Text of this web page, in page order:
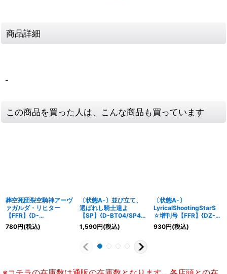
商品詳細
-
この商品を買った人は、こんな商品も買っています
葬空死団裂空騎神アーヴ
ァガルダ・リヒター
【FFR】{D-
BT13/FFR08}《ブラン
トゲート》
780円(税込)
〔状態A-〕並び立て、
選ばれし騎士達よ
【SP】{D-BT04/SP48}
《ケテルサンクチュア
リ》
1,590円(税込)
〔状態A-〕
LyricalShootingStarS
☆増刊号【FFR】{DZ-
SS11/FFR18}《リリカル
モナステリオ》
930円(税込)